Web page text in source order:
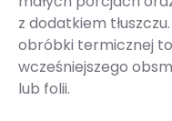
z dodatkiem
obróbki termicznej
wcześniejszego
lub folii.